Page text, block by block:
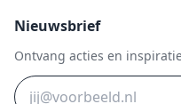
Nieuwsbrief
Ontvang acties en